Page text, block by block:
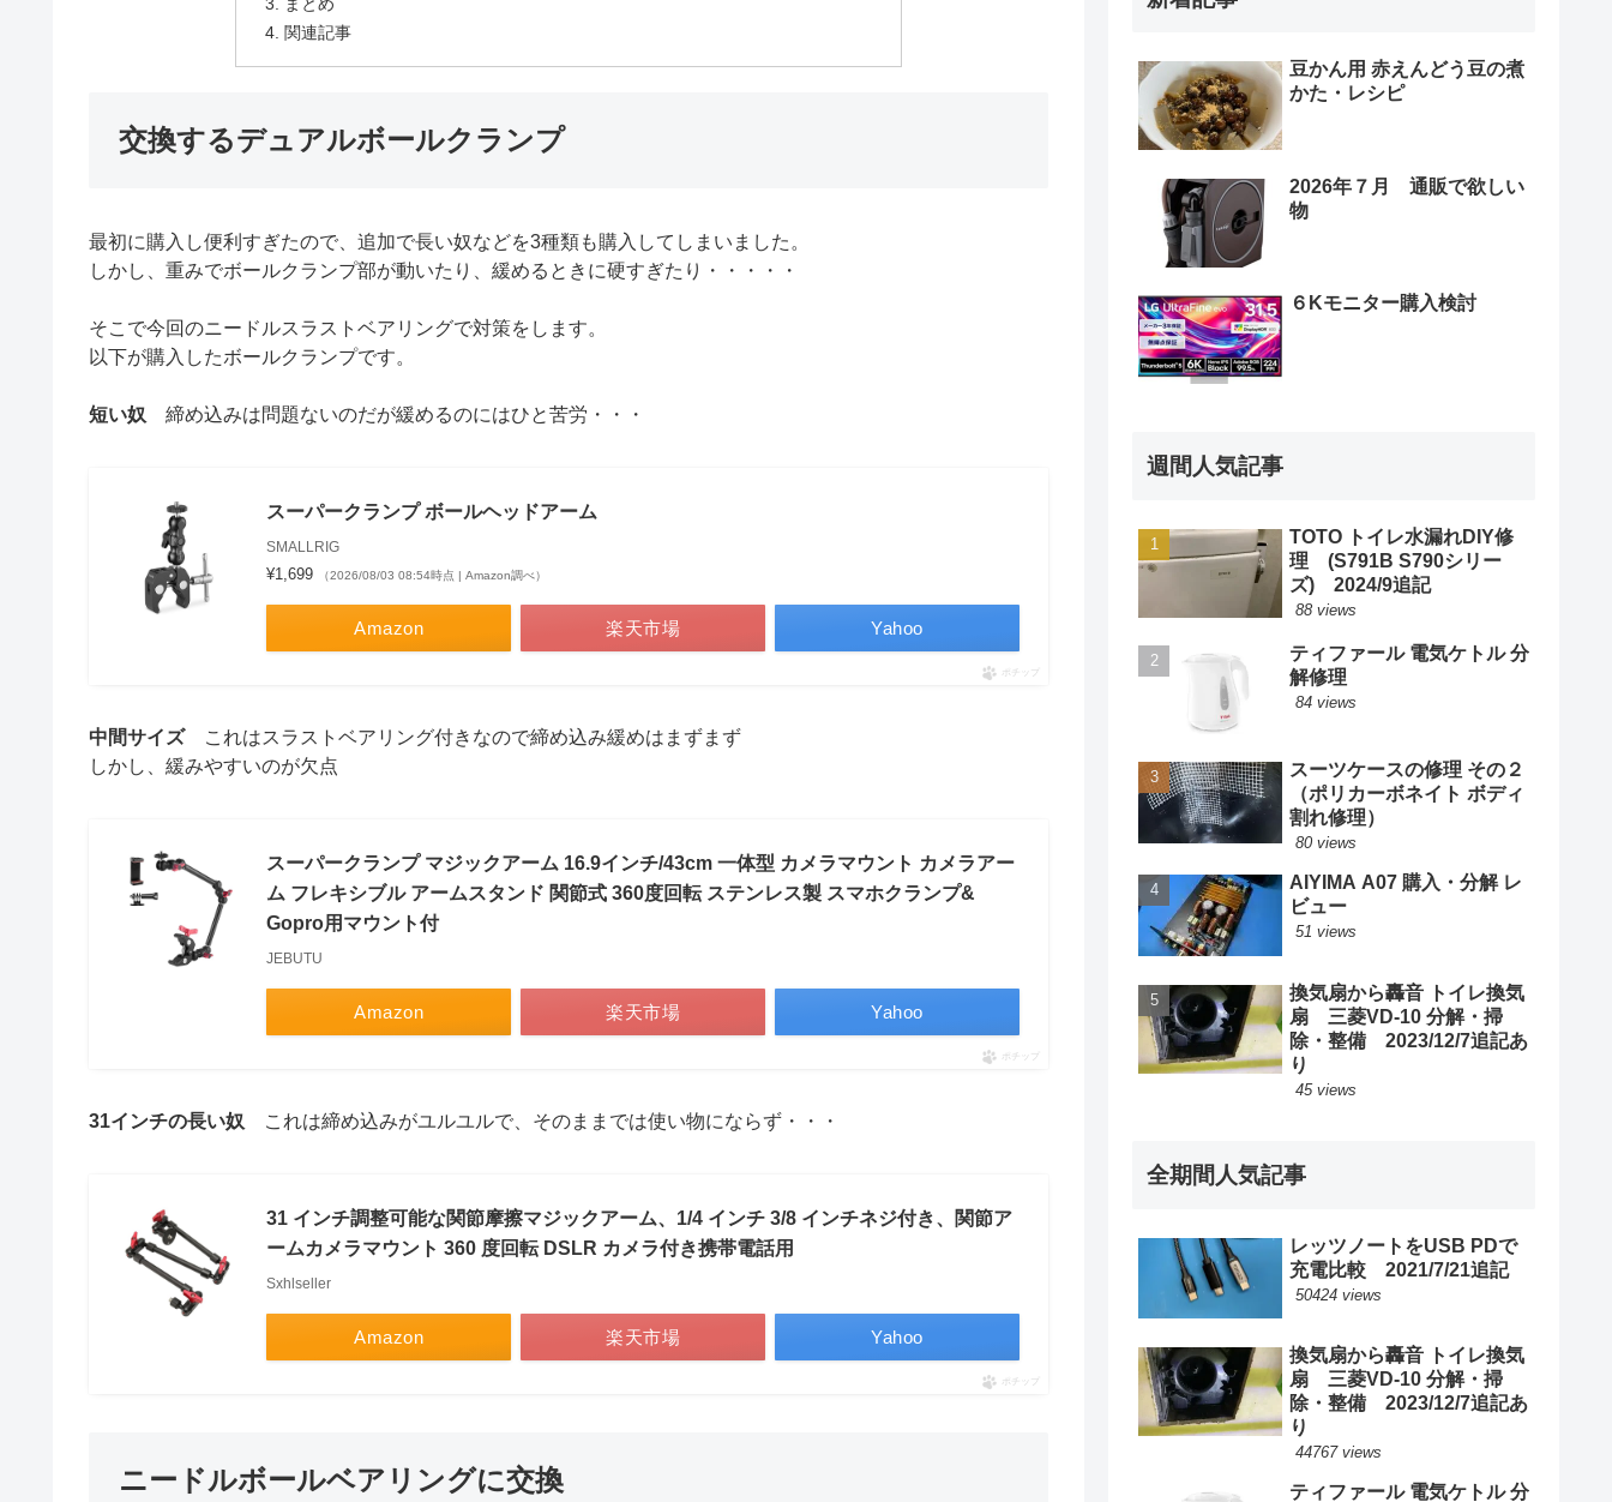
まとめ
関連記事
交換するデュアルボールクランプ
最初に購入し便利すぎたので、追加で長い奴などを3種類も購入してしまいました。
しかし、重みでボールクランプ部が動いたり、緩めるときに硬すぎたり・・・・・
そこで今回のニードルスラストベアリングで対策をします。
以下が購入したボールクランプです。
短い奴 締め込みは問題ないのだが緩めるのにはひと苦労・・・
スーパークランプ ボールヘッドアーム
SMALLRIG
¥1,699 （2026/08/03 08:54時点 | Amazon調べ）
Amazon 楽天市場 Yahoo
ポチップ
中間サイズこれはスラストベアリング付きなので締め込み緩めはまずまず
しかし、緩みやすいのが欠点
スーパークランプ マジックアーム 16.9インチ/43cm 一体型 カメラマウント カメラアー
ム フレキシブル アームスタンド 関節式 360度回転 ステンレス製 スマホクランプ&
Gopro用マウント付
JEBUTU
Amazon 楽天市場 Yahoo
ポチップ
31インチの長い奴 これは締め込みがユルユルで、そのままでは使い物にならず・・・
31 インチ調整可能な関節摩擦マジックアーム、1/4 インチ 3/8 インチネジ付き、関節ア
ームカメラマウント 360 度回転 DSLR カメラ付き携帯電話用
Sxhlseller
Amazon 楽天市場 Yahoo
ポチップ
ニードルボールベアリングに交換
豆かん用 赤えんどう豆の煮
かた・レシピ
2026年７月 通販で欲しい
物
６Kモニター購入検討
週間人気記事
TOTO トイレ水漏れDIY修
理 (S791B S790シリー
ズ) 2024/9追記
88 views
ティファール 電気ケトル 分
解修理
84 views
スーツケースの修理 その２
（ポリカーボネイト ボディ
割れ修理）
80 views
AIYIMA A07 購入・分解 レ
ビュー
51 views
換気扇から轟音 トイレ換気
扇 三菱VD-10 分解・掃
除・整備 2023/12/7追記あ
り
45 views
全期間人気記事
レッツノートをUSB PDで
充電比較 2021/7/21追記
50424 views
換気扇から轟音 トイレ換気
扇 三菱VD-10 分解・掃
除・整備 2023/12/7追記あ
り
44767 views
ティファール 電気ケトル 分